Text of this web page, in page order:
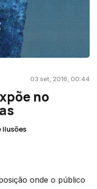
03 set, 2016, 00:44
no
ilusões
onde o público